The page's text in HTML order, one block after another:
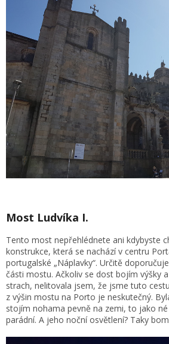
Most Ludvíka I.
Tento most nepřehlédnete ani kdybyste
konstrukce, která se nachází v centru
portugalské „Náplavky“. Určitě
části mostu. Ačkoliv se dost bojím výšky
strach, nelitovala jsem, že jsme tuto
z výšin mostu na Porto je neskutečný.
stojím nohama pevně na zemi, to jako né
parádní. A jeho noční osvětlení? Taky